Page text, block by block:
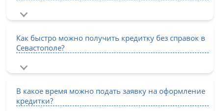
Как быстро можно получить кредитку без справок в
Севастополе?
В какое время можно подать заявку на оформление
кредитки?